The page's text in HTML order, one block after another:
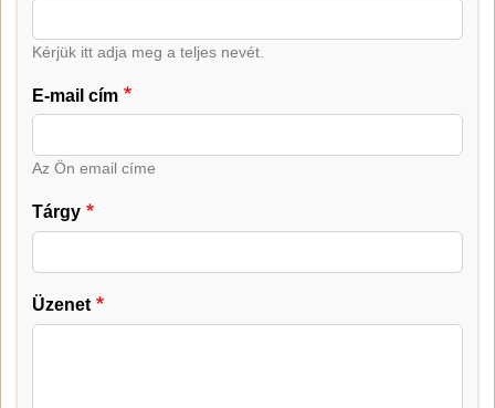
Kérjük itt adja meg a teljes nevét.
E-mail cím
Az Ön email címe
Tárgy
Üzenet